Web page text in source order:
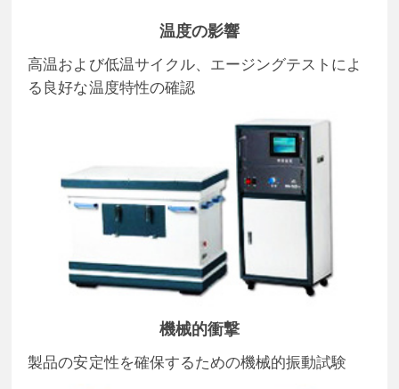
温度の影響
高温および低温サイクル、エージングテストによ
る良好な温度特性の確認
機械的衝撃
製品の安定性を確保するための機械的振動試験